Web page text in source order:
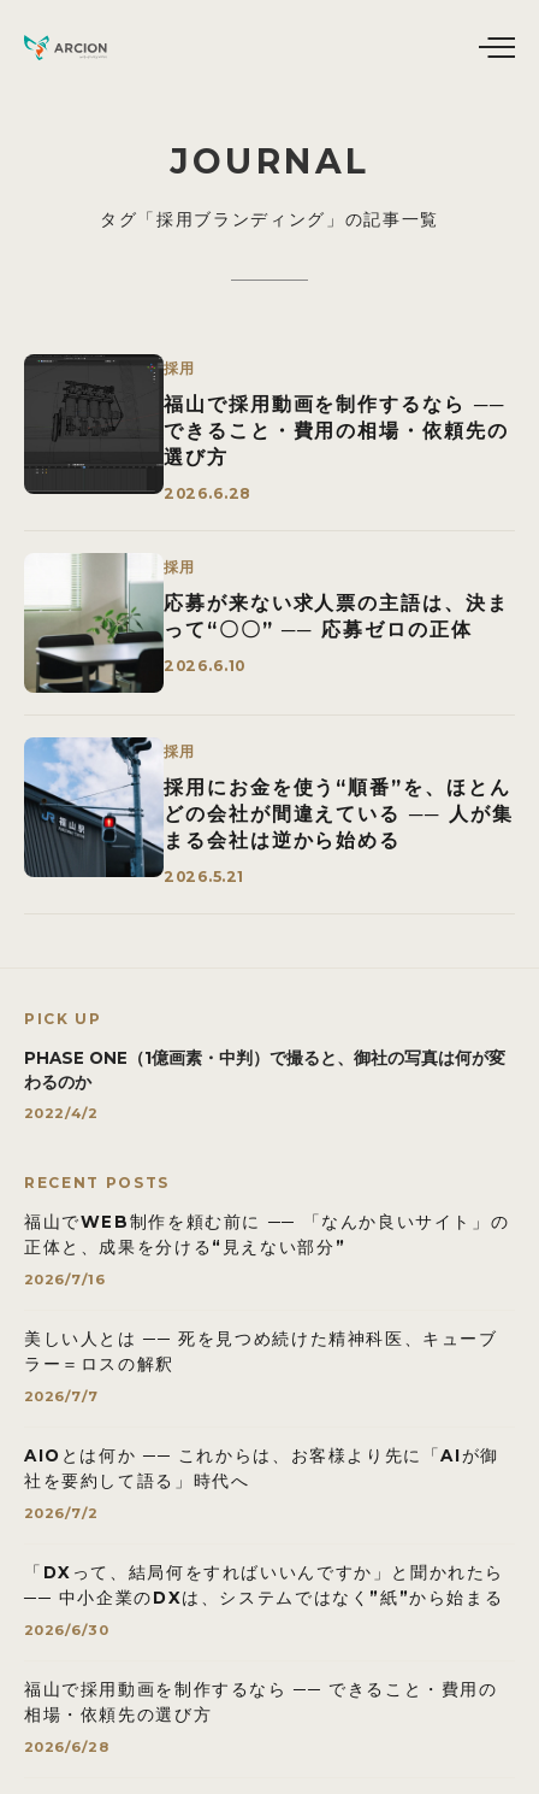
JOURNAL
タグ「採用ブランディング」の記事一覧
採用
福山で採用動画を制作するなら ──
できること・費用の相場・依頼先の
選び方
2026.6.28
採用
応募が来ない求人票の主語は、決ま
って“〇〇” ── 応募ゼロの正体
2026.6.10
採用
採用にお金を使う“順番”を、ほとん
どの会社が間違えている ── 人が集
まる会社は逆から始める
2026.5.21
PICK UP
PHASE ONE（1億画素・中判）で撮ると、御社の写真は何が変
わるのか
2022/4/2
RECENT POSTS
福山でWEB制作を頼む前に ── 「なんか良いサイト」の
正体と、成果を分ける“見えない部分”
2026/7/16
美しい人とは ── 死を見つめ続けた精神科医、キューブ
ラー＝ロスの解釈
2026/7/7
AIOとは何か ── これからは、お客様より先に「AIが御
社を要約して語る」時代へ
2026/7/2
「DXって、結局何をすればいいんですか」と聞かれたら
── 中小企業のDXは、システムではなく”紙”から始まる
2026/6/30
福山で採用動画を制作するなら ── できること・費用の
相場・依頼先の選び方
2026/6/28